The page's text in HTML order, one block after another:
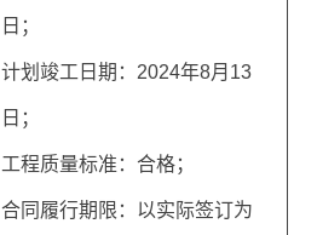
日；
计划竣工日期：2024年8月13
日；
工程质量标准：合格；
合同履行期限：以实际签订为